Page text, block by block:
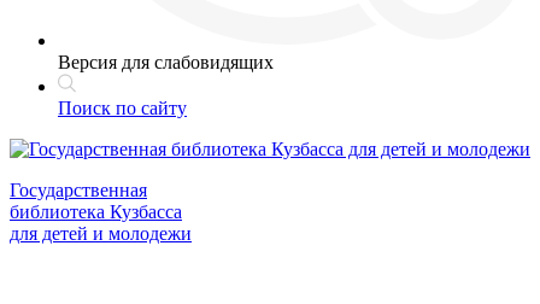
Версия для слабовидящих
Поиск по сайту
Государственная
библиотека Кузбасса
для детей и молодежи